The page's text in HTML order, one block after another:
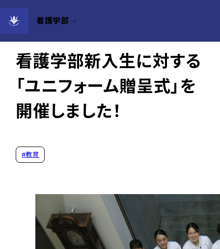
看護学部
2024年05月31日
看護学部新入生に対する
「ユニフォーム贈呈式」を
開催しました！
#教育